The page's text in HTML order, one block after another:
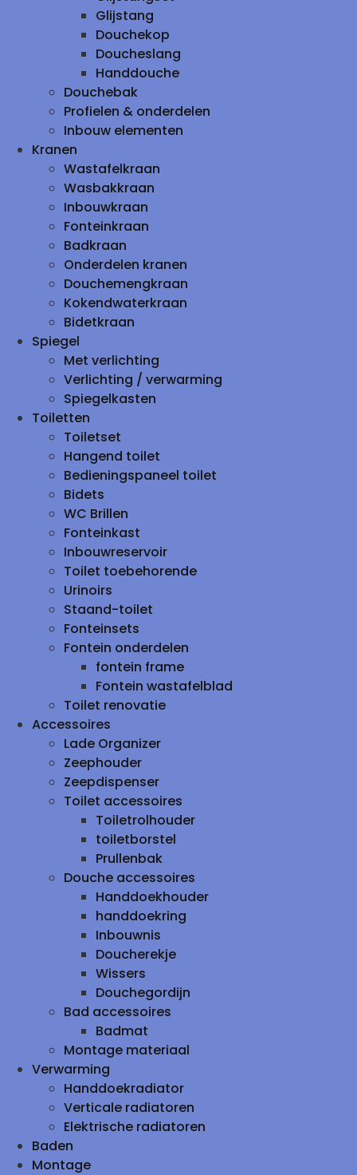
Glijstang
Douchekop
Doucheslang
Handdouche
Douchebak
Profielen & onderdelen
Inbouw elementen
Kranen
Wastafelkraan
Wasbakkraan
Inbouwkraan
Fonteinkraan
Badkraan
Onderdelen kranen
Douchemengkraan
Kokendwaterkraan
Bidetkraan
Spiegel
Met verlichting
Verlichting / verwarming
Spiegelkasten
Toiletten
Toiletset
Hangend toilet
Bedieningspaneel toilet
Bidets
WC Brillen
Fonteinkast
Inbouwreservoir
Toilet toebehorende
Urinoirs
Staand-toilet
Fonteinsets
Fontein onderdelen
fontein frame
Fontein wastafelblad
Toilet renovatie
Accessoires
Lade Organizer
Zeephouder
Zeepdispenser
Toilet accessoires
Toiletrolhouder
toiletborstel
Prullenbak
Douche accessoires
Handdoekhouder
handdoekring
Inbouwnis
Doucherekje
Wissers
Douchegordijn
Bad accessoires
Badmat
Montage materiaal
Verwarming
Handdoekradiator
Verticale radiatoren
Elektrische radiatoren
Baden
Montage